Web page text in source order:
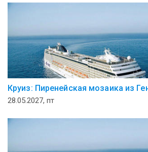
Круиз: Пиренейская мозаика из
28.05.2027, пт